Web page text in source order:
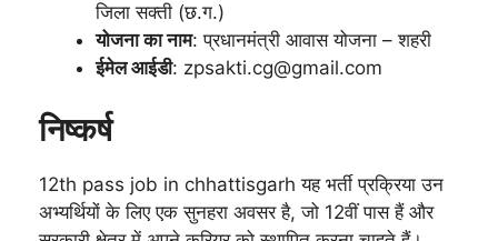
जिला सक्ती (छ.ग.)
योजना का नाम: प्रधानमंत्री आवास योजना – शहरी
ईमेल आईडी: zpsakti.cg@gmail.com
निष्कर्ष
12th pass job in chhattisgarh यह भर्ती प्रक्रिया उन
अभ्यर्थियों के लिए एक सुनहरा अवसर है, जो 12वीं पास हैं और